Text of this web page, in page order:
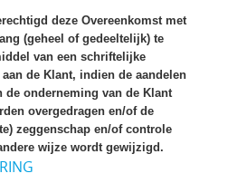
deze Overeenkomst met
(geheel of gedeeltelijk) te
van een schriftelijke
de Klant, indien de aandelen
de onderneming van de Klant
overgedragen en/of de
zeggenschap en/of controle
wijze wordt gewijzigd.